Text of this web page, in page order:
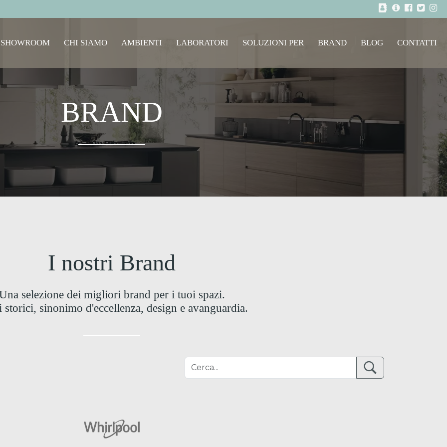
SHOWROOM CHI SIAMO AMBIENTI LABORATORI SOLUZIONI PER BRAND BLOG CONTATTI
BRAND
I nostri Brand
selezione dei migliori brand per i tuoi spazi.
storici, sinonimo d'eccellenza, design e avanguardia.